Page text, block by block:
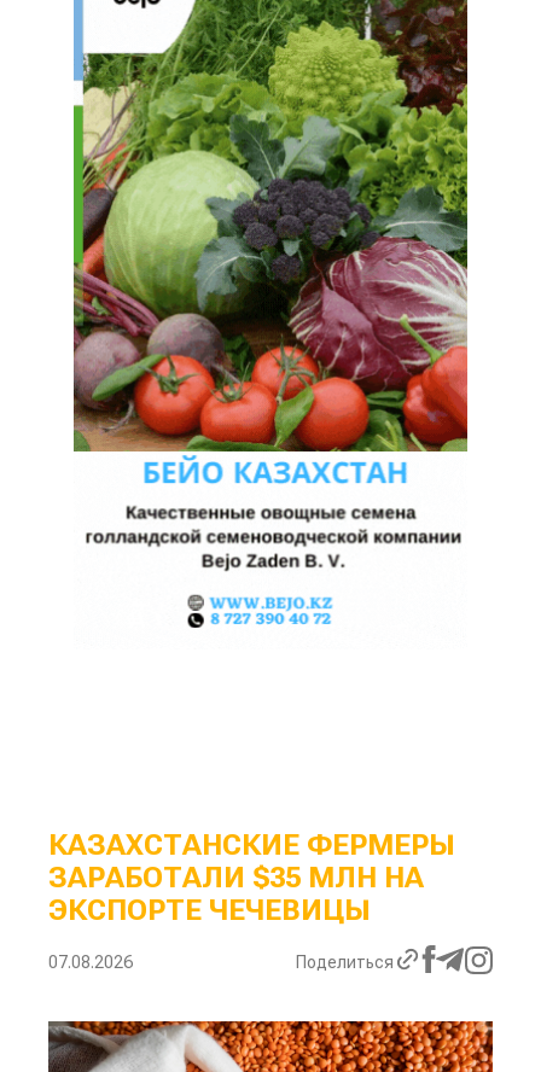
КАЗАХСТАНСКИЕ ФЕРМЕРЫ
ЗАРАБОТАЛИ $35 МЛН НА
ЭКСПОРТЕ ЧЕЧЕВИЦЫ
07.08.2026 Поделиться